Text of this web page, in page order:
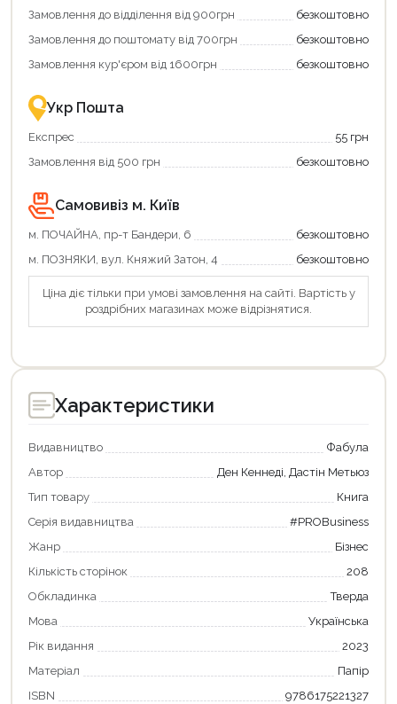
переваги!
картою
єКнига
–
зручно
та
вигідно!
повернення
Економте
більше
разом
державною
підтримкою!
Замовлення до відділення від 900грн
безкоштовно
Замовлення до поштомату від 700грн
безкоштовно
Замовлення кур'єром від 1600грн
безкоштовно
Укр Пошта
Експрес
55 грн
Замовлення від 500 грн
безкоштовно
Самовивіз м. Київ
м. ПОЧАЙНА, пр-т Бандери, 6
безкоштовно
м. ПОЗНЯКИ, вул. Княжий Затон, 4
безкоштовно
Ціна діє тільки при умові замовлення на сайті. Вартість у
роздрібних магазинах може відрізнятися.
Характеристики
Видавництво
Фабула
Автор
Ден Кеннеді, Дастін Метьюз
Тип товару
Книга
Серія видавництва
#PROBusiness
Жанр
Бізнес
Кількість сторінок
208
Обкладинка
Тверда
Мова
Українська
Рік видання
2023
Матеріал
Папір
ISBN
9786175221327
Продовжити покупки